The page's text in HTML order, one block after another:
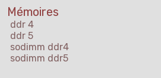
Mémoires
ddr 4
ddr 5
sodimm ddr4
sodimm ddr5